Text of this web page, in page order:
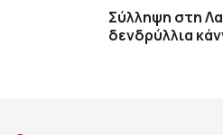
Σύλληψη στη
δενδρύλλια